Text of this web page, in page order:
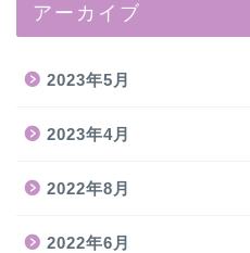
アーカイブ
2023年5月
2023年4月
2022年8月
2022年6月